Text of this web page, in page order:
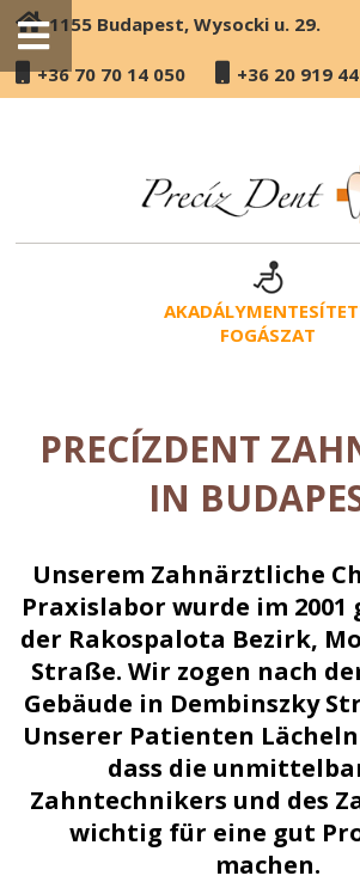
1155 Budapest, Wysocki u. 29.
+36 70 70 14 050 +36 20 919
FOGÁSZAT
PRECÍZDENT
IN
Unserem Zahnärztliche
Praxislabor wurde im
der Rakospalota Bezirk,
Straße. Wir zogen nach
Gebäude in Dembinszky
Unserer Patienten
dass die
Zahntechnikers und des
wichtig für eine gut
machen.